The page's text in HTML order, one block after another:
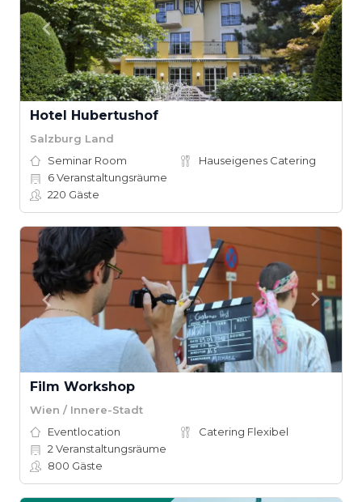
Hotel Hubertushof
Salzburg Land
Seminar Room
Hauseigenes Catering
6Veranstaltungsräume
220 Gäste
Film Workshop
Wien / Innere-Stadt
Eventlocation
Catering Flexibel
2 Veranstaltungsräume
800 Gäste